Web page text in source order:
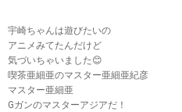
宇崎ちゃんは遊びたいの
アニメみてたんだけど
気づいちゃいました😊
喫茶亜細亜のマスター亜細亜紀彦
マスター亜細亜
Gガンのマスターアジアだ！